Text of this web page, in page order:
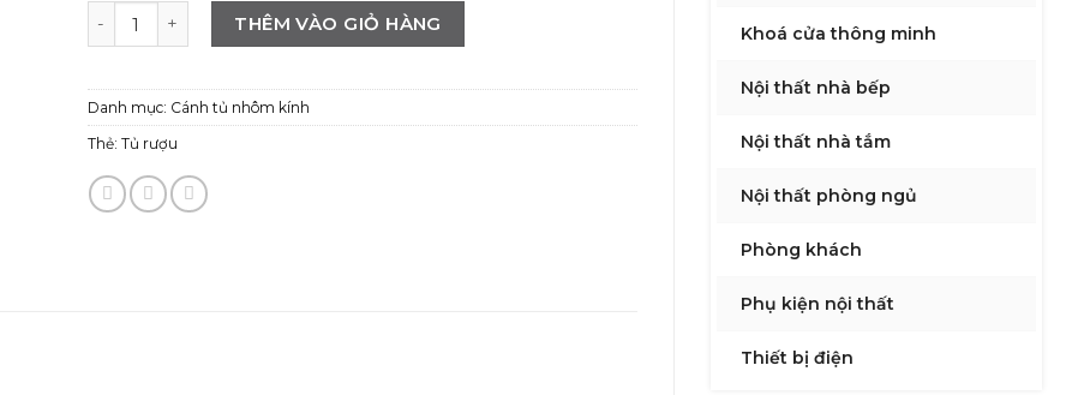
Khoá cửa thông minh
Nội thất nhà bếp
Nội thất nhà tắm
Nội thất phòng ngủ
Phòng khách
Phụ kiện nội thất
Thiết bị điện
Tủ rượu cánh nhôm kính cường lực cao cấp tối giản số lượng
THÊM VÀO GIỎ HÀNG
Danh mục: Cánh tủ nhôm kính
Thẻ: Tủ rượu